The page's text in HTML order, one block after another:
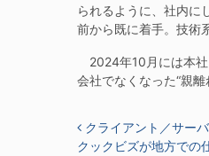
られるように、社内に
前から既に着手。技術
2024年10月には本社
会社でなくなった“親
投稿ナビゲー
クライアント／サー
クックビズが地方で